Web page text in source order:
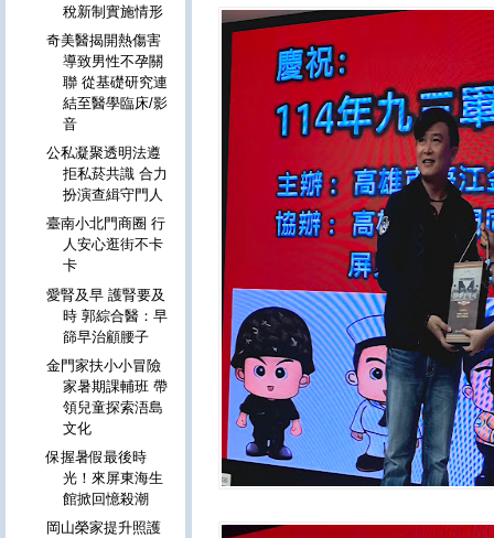
稅新制實施情形
奇美醫揭開熱傷害
導致男性不孕關
聯 從基礎研究連
結至醫學臨床/影
音
公私凝聚透明法遵
拒私菸共識 合力
扮演查緝守門人
臺南小北門商圈 行
人安心逛街不卡
卡
愛腎及早 護腎要及
時 郭綜合醫：早
篩早治顧腰子
金門家扶小小冒險
家暑期課輔班 帶
領兒童探索浯島
文化
保握暑假最後時
光！來屏東海生
館掀回憶殺潮
岡山榮家提升照護